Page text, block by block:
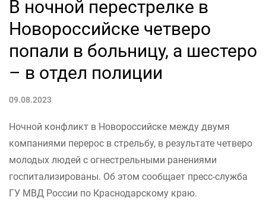
В ночной перестрелке в
Новороссийске четверо
попали в больницу, а шестеро
– в отдел полиции
09.08.2023
Ночной конфликт в Новороссийске между двумя
компаниями перерос в стрельбу, в результате четверо
молодых людей с огнестрельными ранениями
госпитализированы. Об этом сообщает пресс-служба
ГУ МВД России по Краснодарскому краю.